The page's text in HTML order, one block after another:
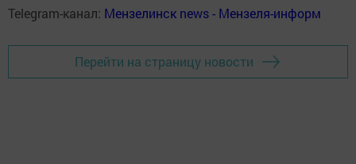
Telegram-канал: Мензелинск news - Мензеля-информ
Перейти на страницу новости